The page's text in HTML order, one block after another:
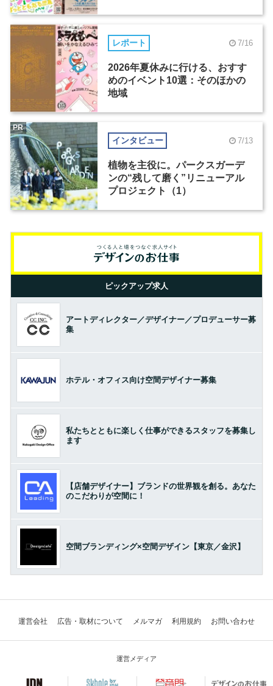
レポート 7/16
2026年夏休みに行ける、おすす
めのイベント10選：そのほかの
地域
インタビュー 7/13
植物を主役に。パークスガーデ
ンの“残して磨く”リニューアル
プロジェクト（1）
PR
ピックアップ求人
アートディレクター／デザイナー／プロデューサー募
集
ホテル・オフィス向け空間デザイナー募集
私たちとともに楽しく仕事ができるスタッフを募集し
ます
【店舗デザイナー】ブランドの世界観を創る。あなた
のこだわりが空間に！
空間ブランディング×空間デザイン【東京／金沢】
運営会社 広告・取材について メルマガ 利用規約 お問い合わせ
運営メディア